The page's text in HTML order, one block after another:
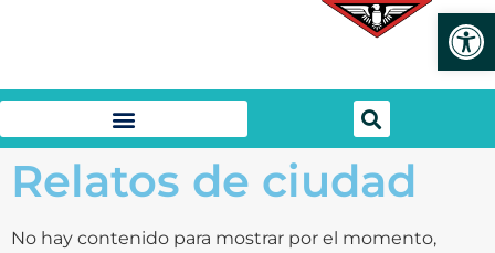
Relatos de ciudad
No hay contenido para mostrar por el momento,